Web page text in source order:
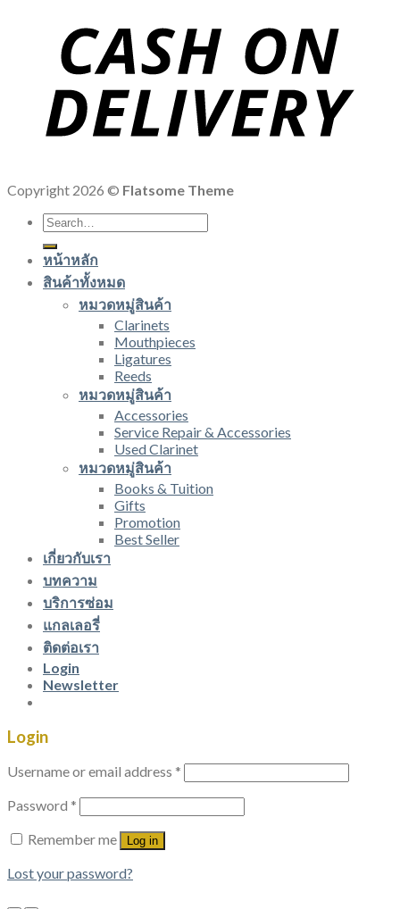
Copyright 2026 © Flatsome Theme
Search
for:
หน้าหลัก
สินค้าทั้งหมด
หมวดหมู่สินค้า
Clarinets
Mouthpieces
Ligatures
Reeds
หมวดหมู่สินค้า
Accessories
Service Repair & Accessories
Used Clarinet
หมวดหมู่สินค้า
Books & Tuition
Gifts
Promotion
Best Seller
เกี่ยวกับเรา
บทความ
บริการซ่อม
แกลเลอรี่
ติดต่อเรา
Login
Newsletter
Login
Username or email address *
Password *
Remember me
Log in
Lost your password?